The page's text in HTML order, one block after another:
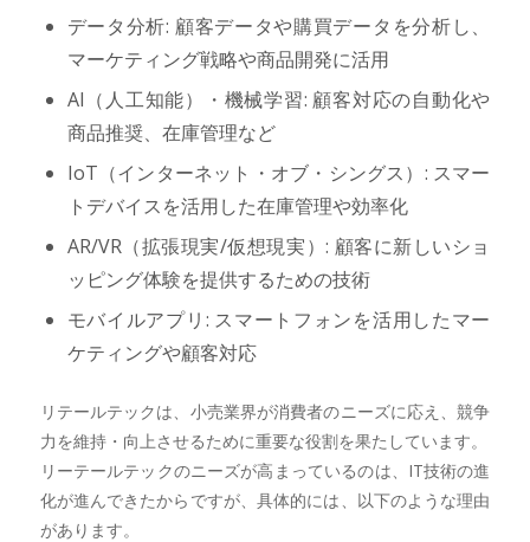
データ分析: 顧客データや購買データを分析し、
マーケティング戦略や商品開発に活用
AI（人工知能）・機械学習: 顧客対応の自動化や
商品推奨、在庫管理など
IoT（インターネット・オブ・シングス）: スマー
トデバイスを活用した在庫管理や効率化
AR/VR（拡張現実/仮想現実）: 顧客に新しいショ
ッピング体験を提供するための技術
モバイルアプリ: スマートフォンを活用したマー
ケティングや顧客対応
リテールテックは、小売業界が消費者のニーズに応え、競争
力を維持・向上させるために重要な役割を果たしています。
リーテールテックのニーズが高まっているのは、IT技術の進
化が進んできたからですが、具体的には、以下のような理由
があります。